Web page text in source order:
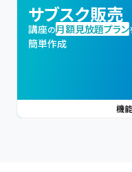
サブスク販売
講座の月額見放題プラン
簡単作成
機